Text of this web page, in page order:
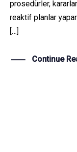
prosedürler,
reaktif planlar
[…]
Continue